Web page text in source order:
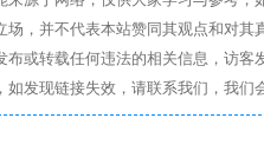
，并不代表本站赞同其观点和对其
或转载任何违法的相关信息，访客
发现链接失效，请联系我们，我们